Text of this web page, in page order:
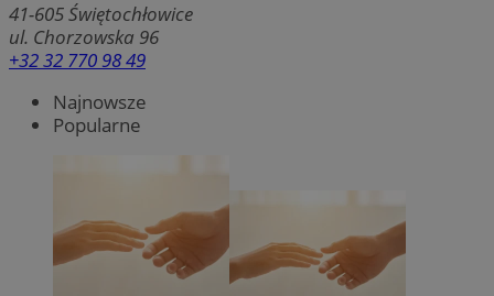
41-605Świętochłowice
ul. Chorzowska 96
+32 32 770 98 49
Najnowsze
Popularne